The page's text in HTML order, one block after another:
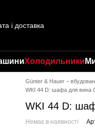
і доставка
Холодильники
Günter & Hauer –
WKI 44 D: шафа для вина
WKI 44 D:
Немає в наявності